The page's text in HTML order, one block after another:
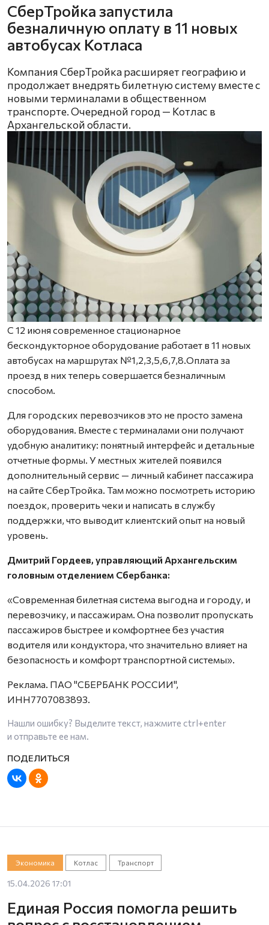
СберТройка запустила
безналичную оплату в 11 новых
автобусах Котласа
Компания СберТройка расширяет географию и
продолжает внедрять билетную систему вместе с
новыми терминалами в общественном
транспорте. Очередной город — Котлас в
Архангельской области.
С 12 июня современное стационарное
бескондукторное оборудование работает в 11 новых
автобусах на маршрутах №1,2,3,5,6,7,8.Оплата за
проезд в них теперь совершается безналичным
способом.
Для городских перевозчиков это не просто замена
оборудования. Вместе с терминалами они получают
удобную аналитику: понятный интерфейс и детальные
отчетные формы. У местных жителей появился
дополнительный сервис — личный кабинет пассажира
на сайте СберТройка. Там можно посмотреть историю
поездок, проверить чеки и написать в службу
поддержки, что выводит клиентский опыт на новый
уровень.
Дмитрий Гордеев, управляющий Архангельским
головным отделением Сбербанка:
«Современная билетная система выгодна и городу, и
перевозчику, и пассажирам. Она позволит пропускать
пассажиров быстрее и комфортнее без участия
водителя или кондуктора, что значительно влияет на
безопасность и комфорт транспортной системы».
Реклама. ПАО "СБЕРБАНК РОССИИ",
ИНН7707083893.
Нашли ошибку? Выделите текст, нажмите ctrl+enter
и отправьте ее нам.
Экономика Котлас Транспорт
15.04.2026 17:01
Единая Россия помогла решить